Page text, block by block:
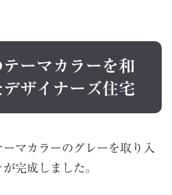
テーマカラーを和
ザイナーズ住宅
マカラーのグレーを取り入
完成しました。